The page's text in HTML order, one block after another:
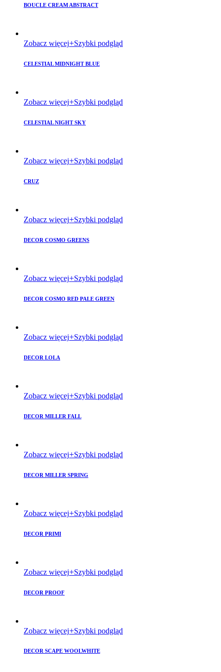
BOUCLE CREAM ABSTRACT
Zobacz więcej Szybki podgląd
CELESTIAL MIDNIGHT BLUE
Zobacz więcej Szybki podgląd
CELESTIAL NIGHT SKY
Zobacz więcej Szybki podgląd
CRUZ
Zobacz więcej Szybki podgląd
DECOR COSMO GREENS
Zobacz więcej Szybki podgląd
DECOR COSMO RED PALE GREEN
Zobacz więcej Szybki podgląd
DECOR LOLA
Zobacz więcej Szybki podgląd
DECOR MILLER FALL
Zobacz więcej Szybki podgląd
DECOR MILLER SPRING
Zobacz więcej Szybki podgląd
DECOR PRIMI
Zobacz więcej Szybki podgląd
DECOR PROOF
Zobacz więcej Szybki podgląd
DECOR SCAPE WOOLWHITE